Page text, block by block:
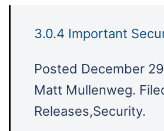
3.0.4 Important
Posted December
Matt Mullenweg.
Releases,Security.